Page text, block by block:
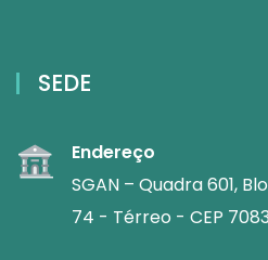
SEDE
Endereço
SGAN – Quadra 601,
74 - Térreo - CEP